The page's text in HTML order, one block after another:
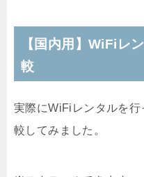
【国内用】WiFiレ
較
実際にWiFiレンタルを
較してみました。